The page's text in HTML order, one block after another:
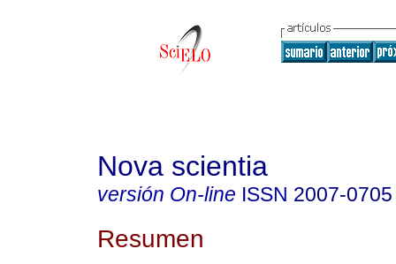
Nova scientia
versión On-line ISSN 2007-0705
Resumen